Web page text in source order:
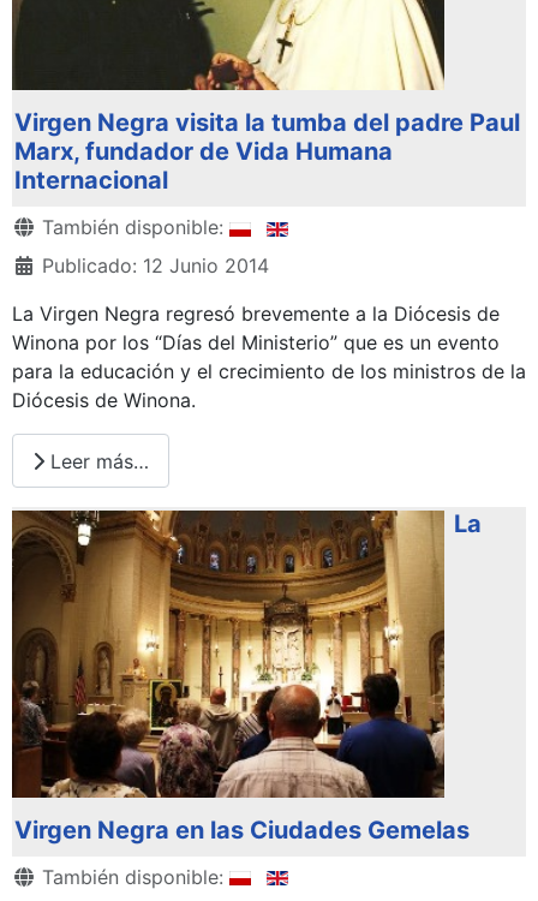
Virgen Negra visita la tumba del padre Paul
Marx, fundador de Vida Humana
Internacional
Detalles
También disponible:
Publicado: 12 Junio 2014
La Virgen Negra regresó brevemente a la Diócesis de
Winona por los “Días del Ministerio” que es un evento
para la educación y el crecimiento de los ministros de la
Diócesis de Winona.
Leer más…
La
Virgen Negra en las Ciudades Gemelas
Detalles
También disponible: